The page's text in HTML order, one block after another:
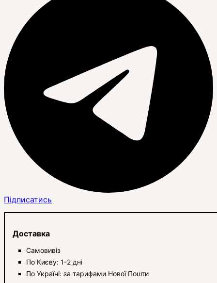
Підписатись
Доставка
Самовивіз
По Києву: 1-2 дні
По Україні: за тарифами Нової Пошти